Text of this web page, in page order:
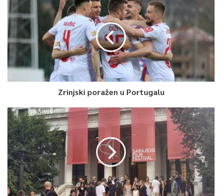
Zrinjski poražen u Portugalu